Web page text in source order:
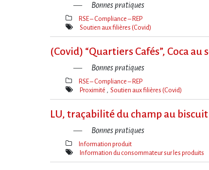
Bonnes pratiques
Thèmes(s)
RSE – Compliance – REP
Mot(s)-
Soutien aux filières (Covid)
(Covid) “Quartiers Cafés”, Coca
Bonnes pratiques
Thèmes(s)
RSE – Compliance – REP
Mot(s)-
Proximité Soutien aux filières (Covid)
LU, traçabilité du champ au biscuit
Bonnes pratiques
Thèmes(s)
Information produit
Mot(s)-
Information du consommateur sur les produits